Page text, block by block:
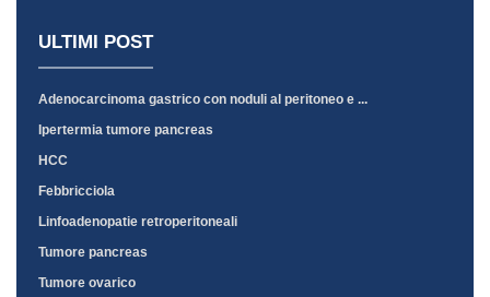
ULTIMI POST
Adenocarcinoma gastrico con noduli al peritoneo e ...
Ipertermia tumore pancreas
HCC
Febbricciola
Linfoadenopatie retroperitoneali
Tumore pancreas
Tumore ovarico